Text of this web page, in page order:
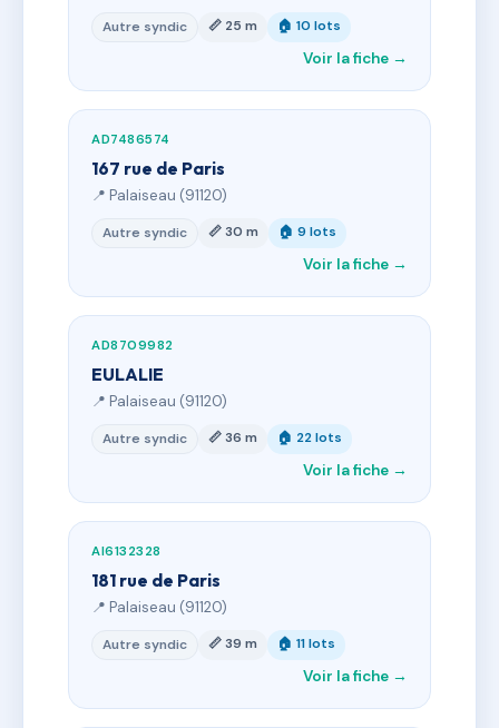
Autre syndic 📏 25 m 🏠 10 lots
Voir la fiche →
AD7486574
167 rue de Paris
📍 Palaiseau (91120)
Autre syndic 📏 30 m 🏠 9 lots
Voir la fiche →
AD8709982
EULALIE
📍 Palaiseau (91120)
Autre syndic 📏 36 m 🏠 22 lots
Voir la fiche →
AI6132328
181 rue de Paris
📍 Palaiseau (91120)
Autre syndic 📏 39 m 🏠 11 lots
Voir la fiche →